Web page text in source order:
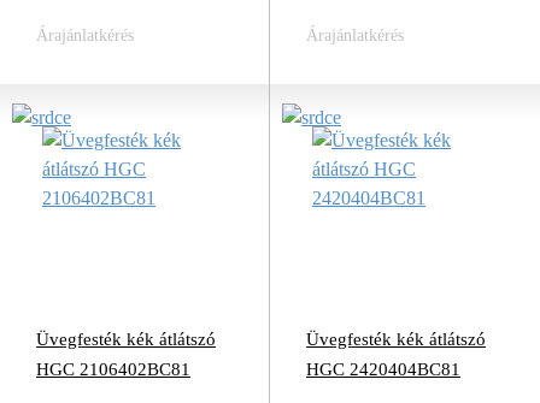
Árajánlatkérés Árajánlatkérés
Üvegfesték kék átlátszó
HGC 2106402BC81
Üvegfesték kék átlátszó
HGC 2420404BC81